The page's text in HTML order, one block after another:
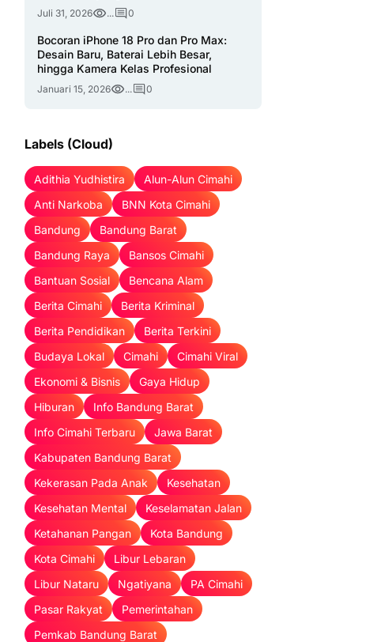
Juli 31, 2026 ... 0
Bocoran iPhone 18 Pro dan Pro Max:
Desain Baru, Baterai Lebih Besar,
hingga Kamera Kelas Profesional
Januari 15, 2026 ... 0
Labels (Cloud)
Adithia Yudhistira
Alun-Alun Cimahi
Anti Narkoba
BNN Kota Cimahi
Bandung
Bandung Barat
Bandung Raya
Bansos Cimahi
Bantuan Sosial
Bencana Alam
Berita Cimahi
Berita Kriminal
Berita Pendidikan
Berita Terkini
Budaya Lokal
Cimahi
Cimahi Viral
Ekonomi & Bisnis
Gaya Hidup
Hiburan
Info Bandung Barat
Info Cimahi Terbaru
Jawa Barat
Kabupaten Bandung Barat
Kekerasan Pada Anak
Kesehatan
Kesehatan Mental
Keselamatan Jalan
Ketahanan Pangan
Kota Bandung
Kota Cimahi
Libur Lebaran
Libur Nataru
Ngatiyana
PA Cimahi
Pasar Rakyat
Pemerintahan
Pemkab Bandung Barat